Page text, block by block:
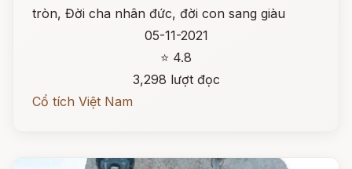
tròn, Đời cha nhân đức, đời con sang giàu
05-11-2021
⭐ 4.8
3,298 lượt đọc
Cổ tích Việt Nam